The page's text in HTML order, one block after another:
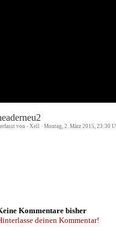
von - Xell · Montag, 2. März 2015, 23:30
Kommentare bisher
deinen Kommentar!